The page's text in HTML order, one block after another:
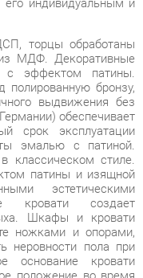
патины.
бронзу,
выдвижения без
обеспечивает
срок эксплуатации
эмалью с патиной.
стиле.
патины и изящной
эстетическими
кровати создает
Шкафы и кровати
ножками и опорами,
пола при
основание кровати
положение во время
коллекции
возможности для
и удобного